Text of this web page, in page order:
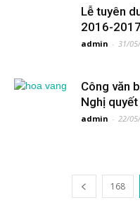
Lễ tuyên
2016-2017
admin - 31/
Công văn
Nghị
admin - 22/
168